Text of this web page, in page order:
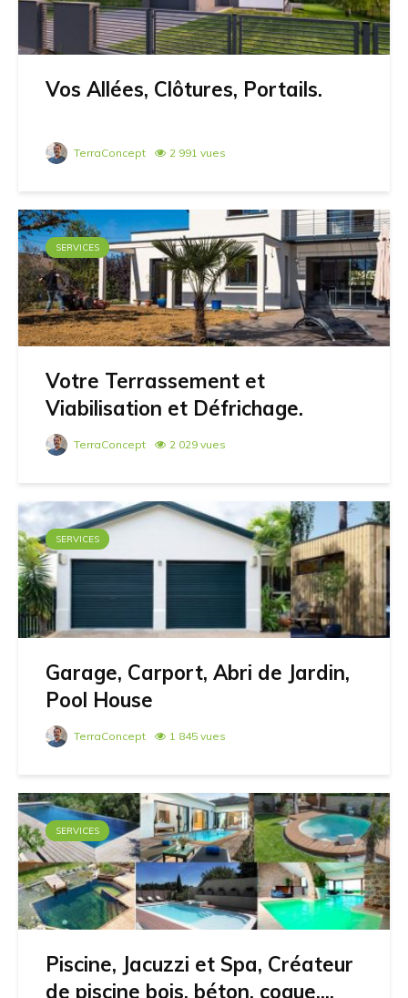
Vos Allées, Clôtures, Portails.
TerraConcept 2 991 vues
SERVICES
Votre Terrassement et
Viabilisation et Défrichage.
TerraConcept 2 029 vues
SERVICES
Garage, Carport, Abri de Jardin,
Pool House
TerraConcept 1 845 vues
SERVICES
Piscine, Jacuzzi et Spa, Créateur
de piscine bois, béton, coque,...